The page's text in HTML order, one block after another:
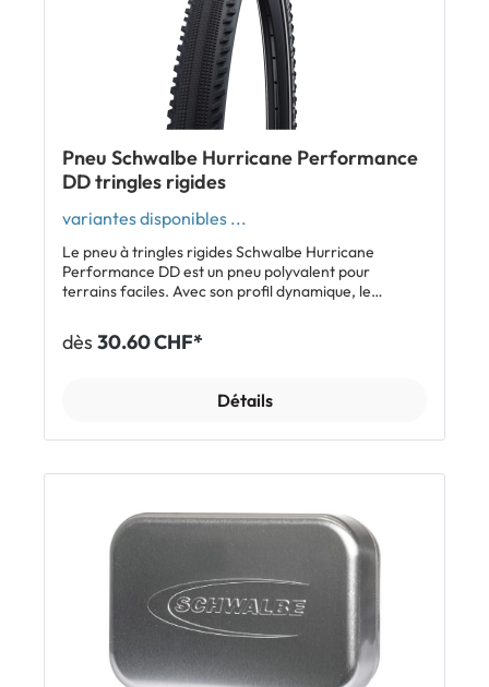
Pneu Schwalbe Hurricane Performance
DD tringles rigides
variantes disponibles ...
Le pneu à tringles rigides Schwalbe Hurricane
Performance DD est un pneu polyvalent pour
terrains faciles. Avec son profil dynamique, le
rapide à la fois en tout-terrain et sur route. Grâce à
une bande de roulement presque lisse, il est
résistance au roulement. La sensation de conduite
silencieuse et la maîtrise des courbes sont renforcées
crevaison très élevée. Caractéristiques: Polyvalent
pour terrains faciles Également rapide sur route
les pistes forestières et le gravier Sécurité élevée
dans les courbes Compatible e-bike 50 Inclus: 1 x
pneu Schwalbe Hurricane Performance DD tringles
rigides Afficher tous les modèles Schwalbe Hurricane
dès 30.60 CHF*
Détails